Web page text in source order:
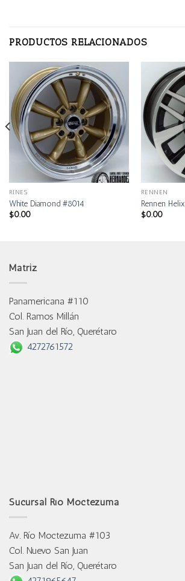
PRODUCTOS RELACIONADOS
RINES
White Diamond #8014
$0.00
RENNEN
Rennen Helix
$0.00
Matriz
Panamericana #110
Col. Ramos Millán
San Juan del Río, Querétaro
4272761572
Sucursal Río Moctezuma
Av. Río Moctezuma #103
Col. Nuevo San Juan
San Juan del Río, Querétaro